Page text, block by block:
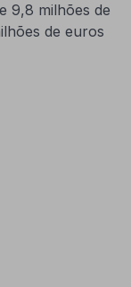
9,8 milhões de
de euros